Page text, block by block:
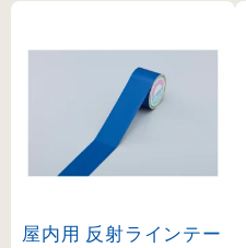
屋内用 反射ラインテー